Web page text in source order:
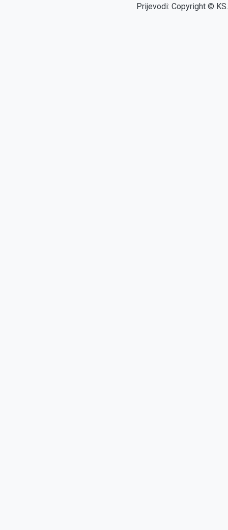
Prijevodi: Copyright ©